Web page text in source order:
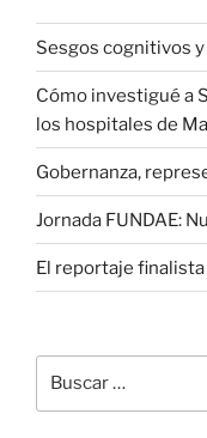
Sesgos cognitivos
Cómo investigué a
los hospitales de
Gobernanza,
Jornada FUNDAE:
El reportaje
por: